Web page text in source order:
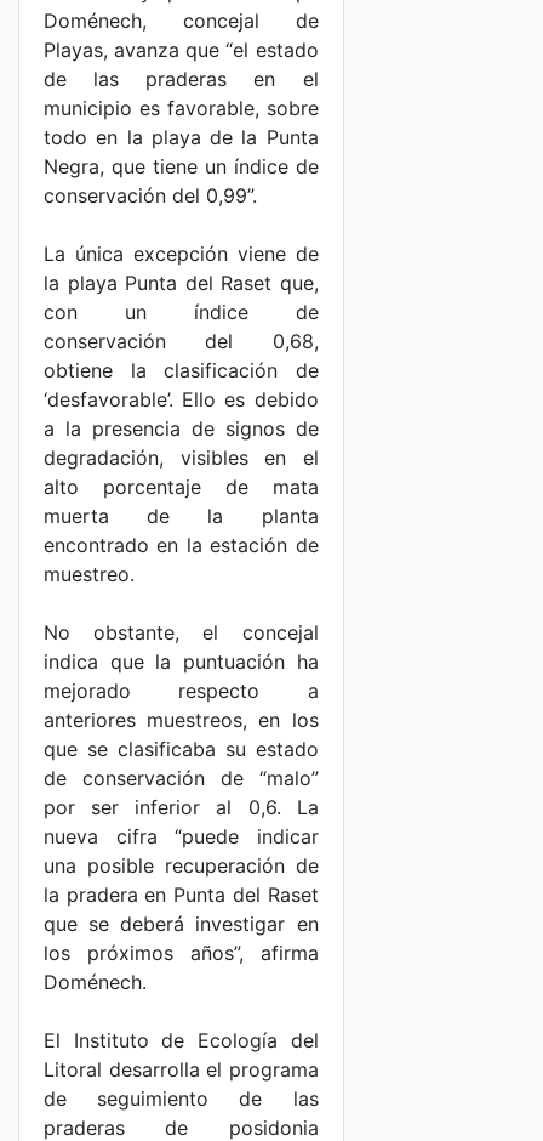
Doménech, concejal de
Playas, avanza que “el estado
de las praderas en el
municipio es favorable, sobre
todo en la playa de la Punta
Negra, que tiene un índice de
conservación del 0,99”.
La única excepción viene de
la playa Punta del Raset que,
con un índice de
conservación del 0,68,
obtiene la clasificación de
‘desfavorable’. Ello es debido
a la presencia de signos de
degradación, visibles en el
alto porcentaje de mata
muerta de la planta
encontrado en la estación de
muestreo.
No obstante, el concejal
indica que la puntuación ha
mejorado respecto a
anteriores muestreos, en los
que se clasificaba su estado
de conservación de “malo”
por ser inferior al 0,6. La
nueva cifra “puede indicar
una posible recuperación de
la pradera en Punta del Raset
que se deberá investigar en
los próximos años”, afirma
Doménech.
El Instituto de Ecología del
Litoral desarrolla el programa
de seguimiento de las
praderas de posidonia